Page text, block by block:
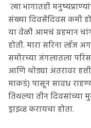
त्या भागातही
संख्या दिवसेंदिवस कमी
या वेळी आमचं ग्रहमान
होती. मारा सरिना लॉज
समोरच्या जंगलातला
आणि थोड्या अंतरावर
माकडं) पासून सावध
तिथल्या तीन दिवसांच्या
ड्राइव्ह करायचा होता.